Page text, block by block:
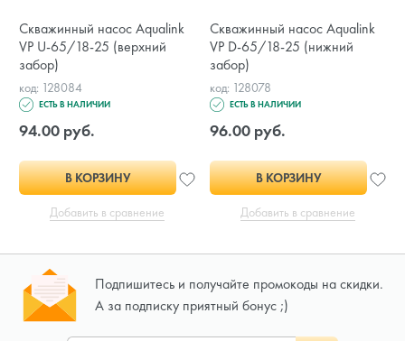
Скважинный насос Aqualink
VP U-65/18-25 (верхний
забор)
код: 128084
ЕСТЬ В НАЛИЧИИ
94.00 руб.
В КОРЗИНУ
Добавить в сравнение
Скважинный насос Aqualink
VP D-65/18-25 (нижний
забор)
код: 128078
ЕСТЬ В НАЛИЧИИ
96.00 руб.
В КОРЗИНУ
Добавить в сравнение
Подпишитесь и получайте промокоды на скидки.
А за подписку приятный бонус ;)